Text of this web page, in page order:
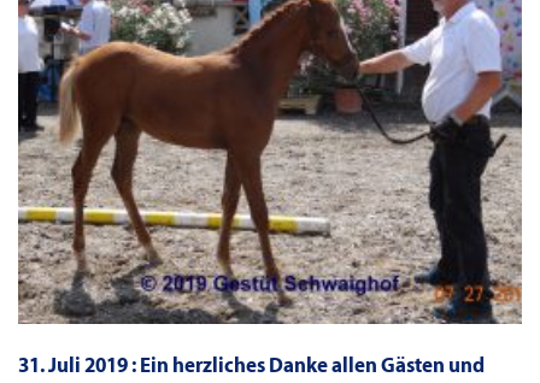
31. Juli 2019 : Ein herzliches Danke allen Gästen und